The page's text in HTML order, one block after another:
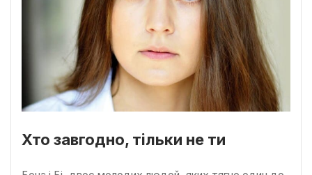
Хто завгодно, тільки не ти